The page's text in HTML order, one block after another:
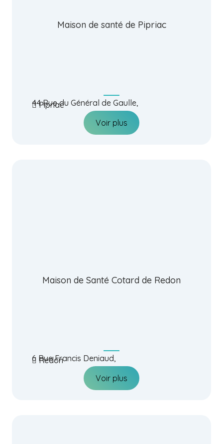
Maison de santé de Pipriac
44 Rue du Général de Gaulle,
Pipriac
Voir plus
Maison de Santé Cotard de Redon
6 Rue Francis Deniaud,
Redon
Voir plus